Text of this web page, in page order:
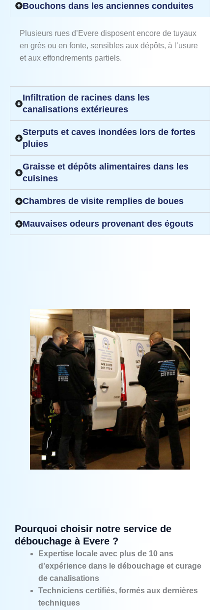
Bouchons dans les anciennes conduites
Plusieurs rues d’Evere disposent encore de tuyaux
en grès ou en fonte, sensibles aux dépôts, à l’usure
et aux effondrements partiels.
Infiltration de racines dans les
canalisations extérieures
Sterputs et caves inondées lors de fortes
pluies
Graisse et dépôts alimentaires dans les
cuisines
Chambres de visite remplies de boues
Mauvaises odeurs provenant des égouts
Pourquoi choisir notre service de
débouchage à Evere ?
Expertise locale avec plus de 10 ans
d’expérience dans le débouchage et curage
de canalisations
Techniciens certifiés, formés aux dernières
techniques